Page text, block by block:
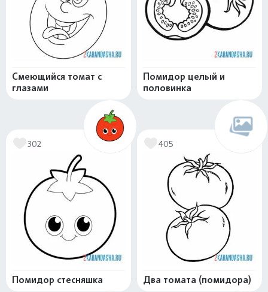
Смеющийся томат с
глазами
Помидор целый и
половинка
302
Помидор стесняшка
405
Два томата (помидора)